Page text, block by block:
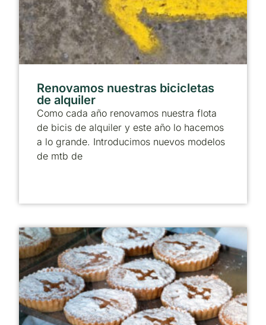
Renovamos nuestras bicicletas
de alquiler
Como cada año renovamos nuestra flota
de bicis de alquiler y este año lo hacemos
a lo grande. Introducimos nuevos modelos
de mtb de